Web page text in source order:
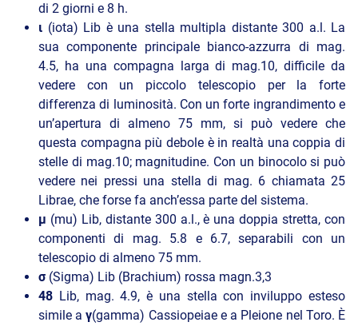
di 2 giorni e 8 h.
ι (iota) Lib è una stella multipla distante 300 a.l. La
sua componente principale bianco-azzurra di mag.
4.5, ha una compagna larga di mag.10, difficile da
vedere con un piccolo telescopio per la forte
differenza di luminosità. Con un forte ingrandimento e
un’apertura di almeno 75 mm, si può vedere che
questa compagna più debole è in realtà una coppia di
stelle di mag.10; magnitudine. Con un binocolo si può
vedere nei pressi una stella di mag. 6 chiamata 25
Librae, che forse fa anch’essa parte del sistema.
μ (mu) Lib, distante 300 a.l., è una doppia stretta, con
componenti di mag. 5.8 e 6.7, separabili con un
telescopio di almeno 75 mm.
σ (Sigma) Lib (Brachium) rossa magn.3,3
48 Lib, mag. 4.9, è una stella con inviluppo esteso
simile aγ(gamma) Cassiopeiae e a Pleione nel Toro. È